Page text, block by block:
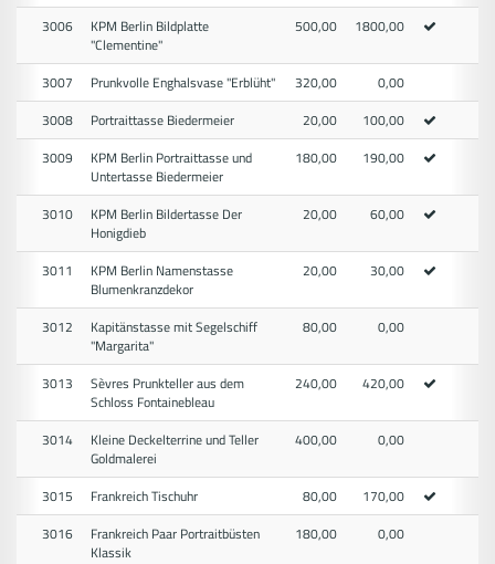
3006
KPM Berlin Bildplatte
"Clementine"
500,00 1800,00
3007 Prunkvolle Enghalsvase "Erblüht" 320,00
0,00
3008
Portraittasse Biedermeier 20,00
100,00
3009
KPM Berlin Portraittasse und
Untertasse Biedermeier
180,00 190,00
3010
KPM Berlin Bildertasse Der
Honigdieb
20,00 60,00
3011
KPM Berlin Namenstasse
Blumenkranzdekor
20,00 30,00
3012
Kapitänstasse mit Segelschiff
"Margarita"
80,00 0,00
3013
Sèvres Prunkteller aus dem
Schloss Fontainebleau
240,00 420,00
3014
Kleine Deckelterrine und Teller
Goldmalerei
400,00 0,00
3015 Frankreich Tischuhr 80,00
170,00
3016
Frankreich Paar Portraitbüsten
Klassik
180,00 0,00